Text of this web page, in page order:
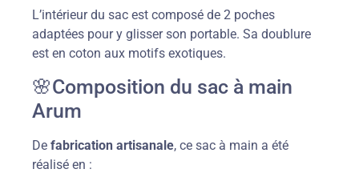
L’intérieur du sac est composé de 2 poches
adaptées pour y glisser son portable. Sa doublure
est en coton aux motifs exotiques.
🌸Composition du sac à main
Arum
De fabrication artisanale, ce sac à main a été
réalisé en :